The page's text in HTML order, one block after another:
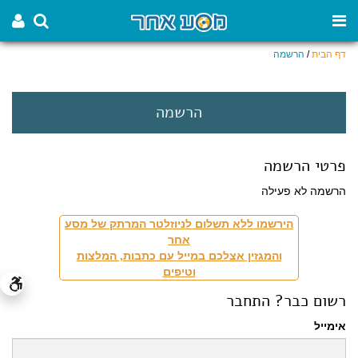
דף הבית/ הרשמה
הרשמה
פרטי הרשמה
הרשמה לא פעילה
הירשמו ללא תשלום לניוזלטר המרתק של מסע
אחר
והמגזין אצלכם במייל עם כתבות, המלצות
וטיפים
רשום כבר? התחבר
אימייל